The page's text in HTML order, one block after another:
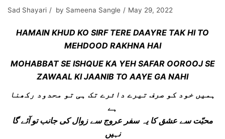
Sad Shayari by Sameena Sangle May 29, 2022
HAMAIN KHUD KO SIRF TERE DAAYRE TAK HI TO
MEHDOOD RAKHNA HAI
MOHABBAT SE ISHQUE KA YEH SAFAR OOROOJ SE
ZAWAAL KI JAANIB TO AAYE GA NAHI
ہمیں خود کو صرف تیرے دائرے تک ہی تو محدود رکھنا
ہے
محبّت سے عشق کا یہ سفر عروج سے زوال کی جانب تو آئے گا
نہیں